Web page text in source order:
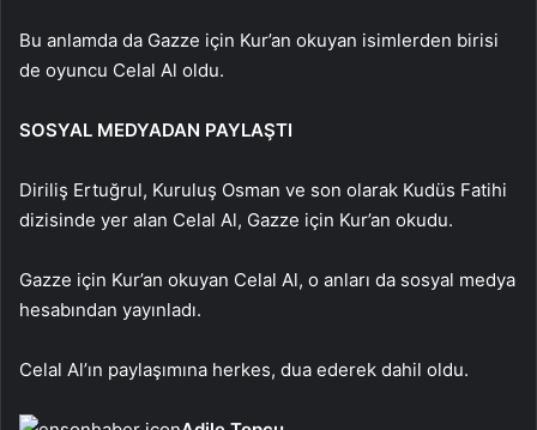
Bu anlamda da Gazze için Kur’an okuyan isimlerden birisi
de oyuncu Celal Al oldu.
SOSYAL MEDYADAN PAYLAŞTI
Diriliş Ertuğrul, Kuruluş Osman ve son olarak Kudüs Fatihi
dizisinde yer alan Celal Al, Gazze için Kur’an okudu.
Gazze için Kur’an okuyan Celal Al, o anları da sosyal medya
hesabından yayınladı.
Celal Al’ın paylaşımına herkes, dua ederek dahil oldu.